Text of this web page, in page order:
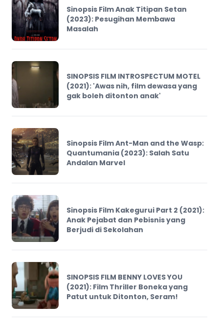
Sinopsis Film Anak Titipan Setan
(2023): Pesugihan Membawa
Masalah
SINOPSIS FILM INTROSPECTUM MOTEL
(2021): 'Awas nih, film dewasa yang
gak boleh ditonton anak'
Sinopsis Film Ant-Man and the Wasp:
Quantumania (2023): Salah Satu
Andalan Marvel
Sinopsis Film Kakegurui Part 2 (2021):
Anak Pejabat dan Pebisnis yang
Berjudi di Sekolahan
SINOPSIS FILM BENNY LOVES YOU
(2021): Film Thriller Boneka yang
Patut untuk Ditonton, Seram!